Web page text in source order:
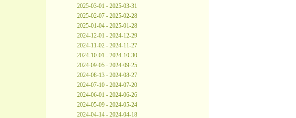
2025-03-01 - 2025-03-31
2025-02-07 - 2025-02-28
2025-01-04 - 2025-01-28
2024-12-01 - 2024-12-29
2024-11-02 - 2024-11-27
2024-10-01 - 2024-10-30
2024-09-05 - 2024-09-25
2024-08-13 - 2024-08-27
2024-07-10 - 2024-07-20
2024-06-01 - 2024-06-26
2024-05-09 - 2024-05-24
2024-04-14 - 2024-04-18